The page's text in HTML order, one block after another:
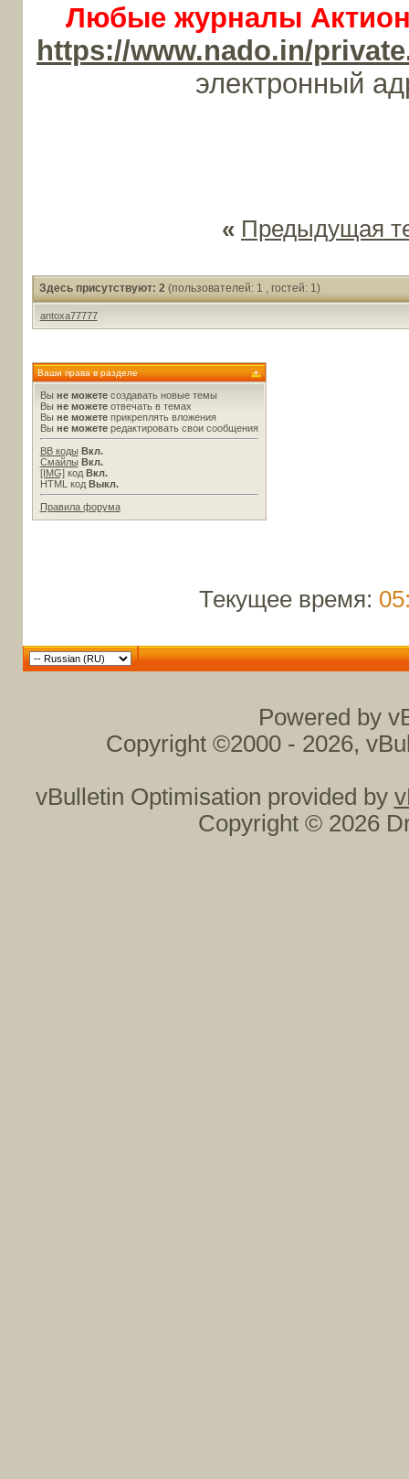
Любые журналы
https://www.nado.in/
электронный
« Предыдущая
Здесь присутствуют: 2 (пользователей: 1 , гостей: 1)
antoxa77777
Ваши права в разделе
Вы не можетесоздавать новые темы
Вы не можетеотвечать в темах
Вы не можетеприкреплять вложения
Вы не можетередактировать свои сообщения
BB коды Вкл.
Смайлы Вкл.
[IMG]код Вкл.
HTML код Выкл.
Правила форума
Текущее время:
Powered by
Copyright ©2000 - 2026,
vBulletin Optimisation provided by
Copyright © 2026